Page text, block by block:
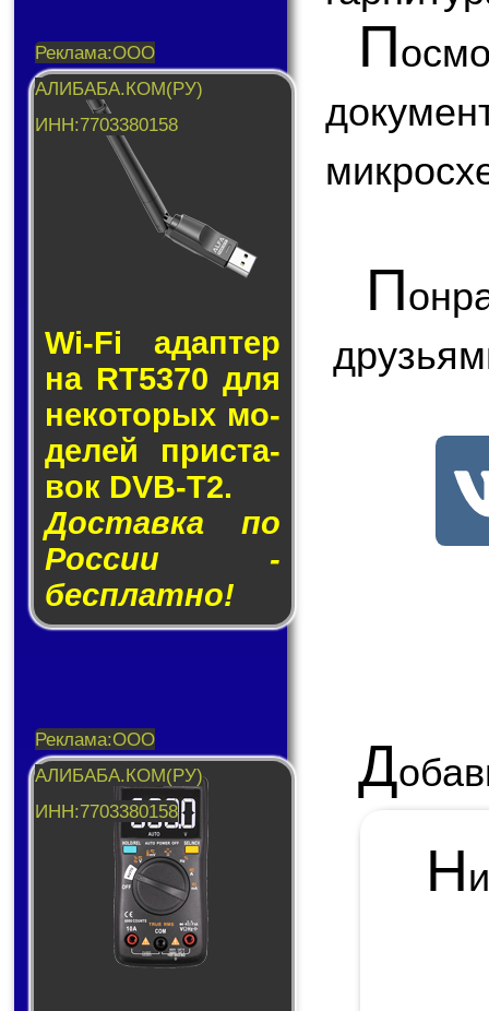
Wi-Fi адап­тер
на RT5370 для
не­ко­то­рых мо­
де­лей прис­та­
вок DVB-T2.
Доставка по
России -
бесплатно!
П
П
Д
Н